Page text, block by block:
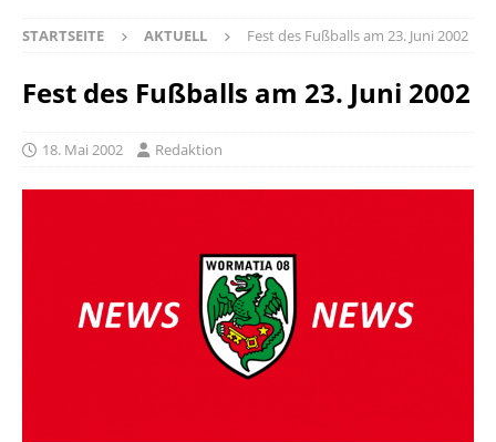
STARTSEITE AKTUELL Fest des Fußballs am 23. Juni 2002
Fest des Fußballs am 23. Juni 2002
18. Mai 2002 Redaktion